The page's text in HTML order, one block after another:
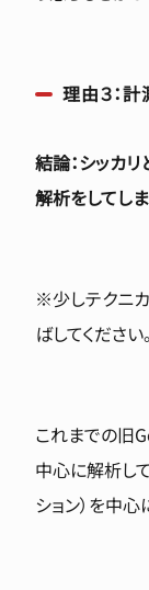
理由３：
結論：シッカ
解析をしてし
※少しテクニ
ばしてください。
これまでの旧
中心に解析し
ション）を中